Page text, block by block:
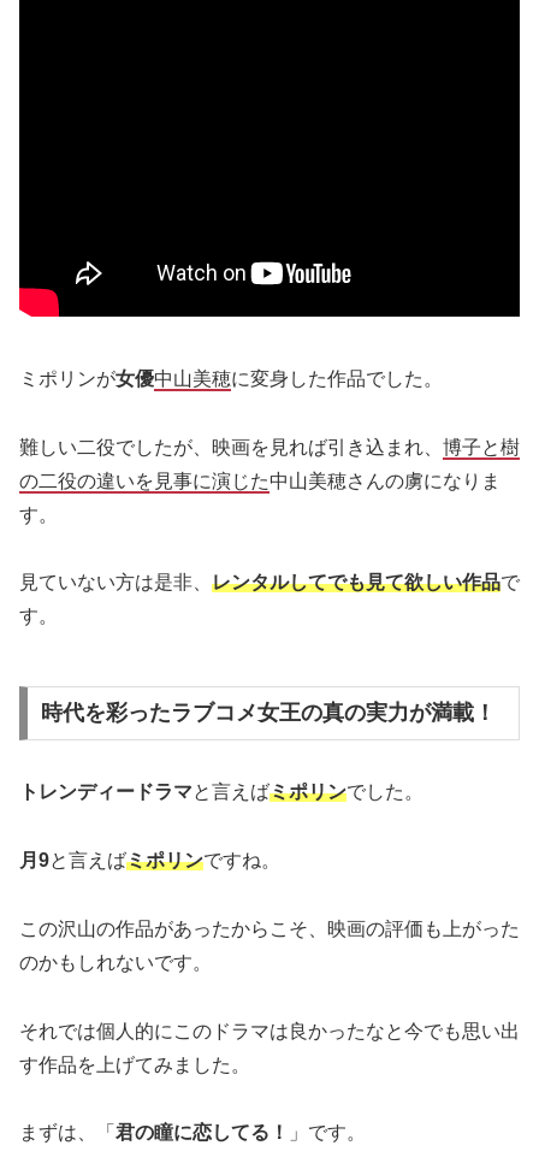
ミポリンが女優中山美穂に変身した作品でした。
難しい二役でしたが、映画を見れば引き込まれ、 博子と樹
の二役の違いを見事に演じた中山美穂さんの虜になりま
す。
見ていない方は是非、 レンタルしてでも見て欲しい作品で
す。
時代を彩ったラブコメ女王の真の実力が満載！
トレンディードラマと言えばミポリンでした。
月9と言えばミポリンですね。
この沢山の作品があったからこそ、映画の評価も上がった
のかもしれないです。
それでは個人的にこのドラマは良かったなと今でも思い出
す作品を上げてみました。
まずは、「 君の瞳に恋してる！ 」です。